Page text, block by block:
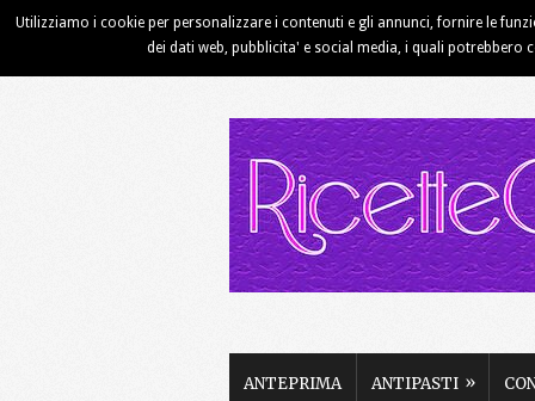
HOME CHI SIAMO CONTATTI
ANTEPRIMA ANTIPASTI »
Utilizziamo i cookie per personalizzare i contenuti e gli annunci, fornire le
dei dati web, pubblicita' e social media, i quali